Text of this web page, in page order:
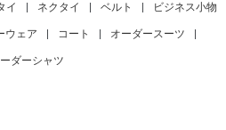
イ ネクタイ ベルト ビジネス小物
ウェア コート オーダースーツ
ダーシャツ